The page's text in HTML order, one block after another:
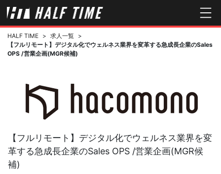
HALF TIME > 求人一覧 >
【フルリモート】デジタル化でウェルネス業界を変革する急成長企業のSales
OPS /営業企画(MGR候補)
【フルリモート】デジタル化でウェルネス業界を変
革する急成長企業のSales OPS /営業企画(MGR候
補)